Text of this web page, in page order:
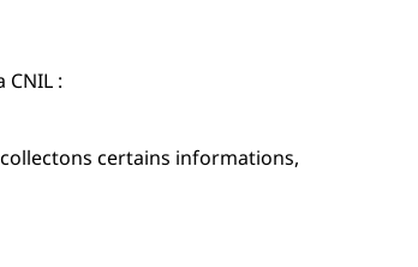
:
certains informations,